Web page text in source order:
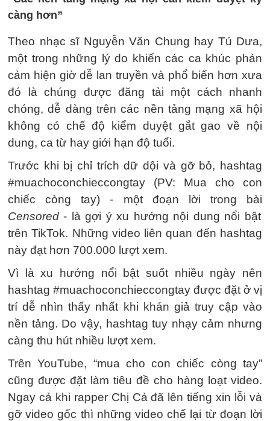
càng hơn”
Theo nhạc sĩ Nguyễn Văn Chung hay Tú Dưa,
một trong những lý do khiến các ca khúc phản
cảm hiện giờ dễ lan truyền và phổ biến hơn xưa
đó là chúng được đăng tải một cách nhanh
chóng, dễ dàng trên các nền tảng mạng xã hội
không có chế độ kiểm duyệt gắt gao về nội
dung, ca từ hay giới hạn độ tuổi.
Trước khi bị chỉ trích dữ dội và gỡ bỏ, hashtag
#muachoconchieccongtay (PV: Mua cho con
chiếc còng tay) - một đoạn lời trong bài
Censored - là gợi ý xu hướng nội dung nổi bật
trên TikTok. Những video liên quan đến hashtag
này đạt hơn 700.000 lượt xem.
Vì là xu hướng nổi bật suốt nhiều ngày nên
hashtag #muachoconchieccongtay được đặt ở vị
trí dễ nhìn thấy nhất khi khán giả truy cập vào
nền tảng. Do vậy, hashtag tuy nhạy cảm nhưng
càng thu hút nhiều lượt xem.
Trên YouTube, “mua cho con chiếc còng tay”
cũng được đặt làm tiêu đề cho hàng loạt video.
Ngay cả khi rapper Chị Cả đã lên tiếng xin lỗi và
gỡ video gốc thì những video chế lại từ đoạn lời